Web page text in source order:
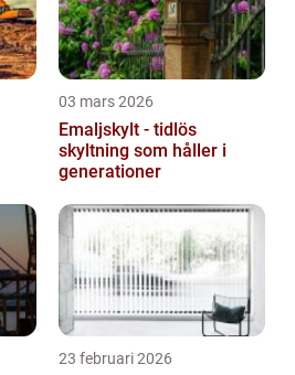
03 mars 2026
Emaljskylt - tidlös
skyltning som håller i
generationer
23 februari 2026